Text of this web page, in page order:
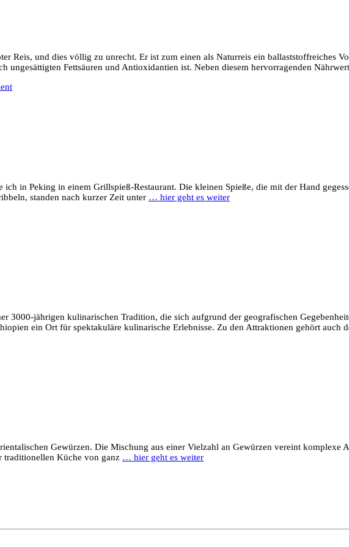
Reis, und dies völlig zu unrecht. Er ist zum einen als Naturreis ein ballaststoffreiches
ungesättigten Fettsäuren und Antioxidantien ist. Neben diesem hervorragenden
ich in Peking in einem Grillspieß-Restaurant. Die kleinen Spieße, die mit der Hand
standen nach kurzer Zeit unter … hier geht es weiter
3000-jährigen kulinarischen Tradition, die sich aufgrund der geografischen
ein Ort für spektakuläre kulinarische Erlebnisse. Zu den Attraktionen gehört auch
Gewürzen. Die Mischung aus einer Vielzahl an Gewürzen vereint
traditionellen Küche von ganz … hier geht es weiter